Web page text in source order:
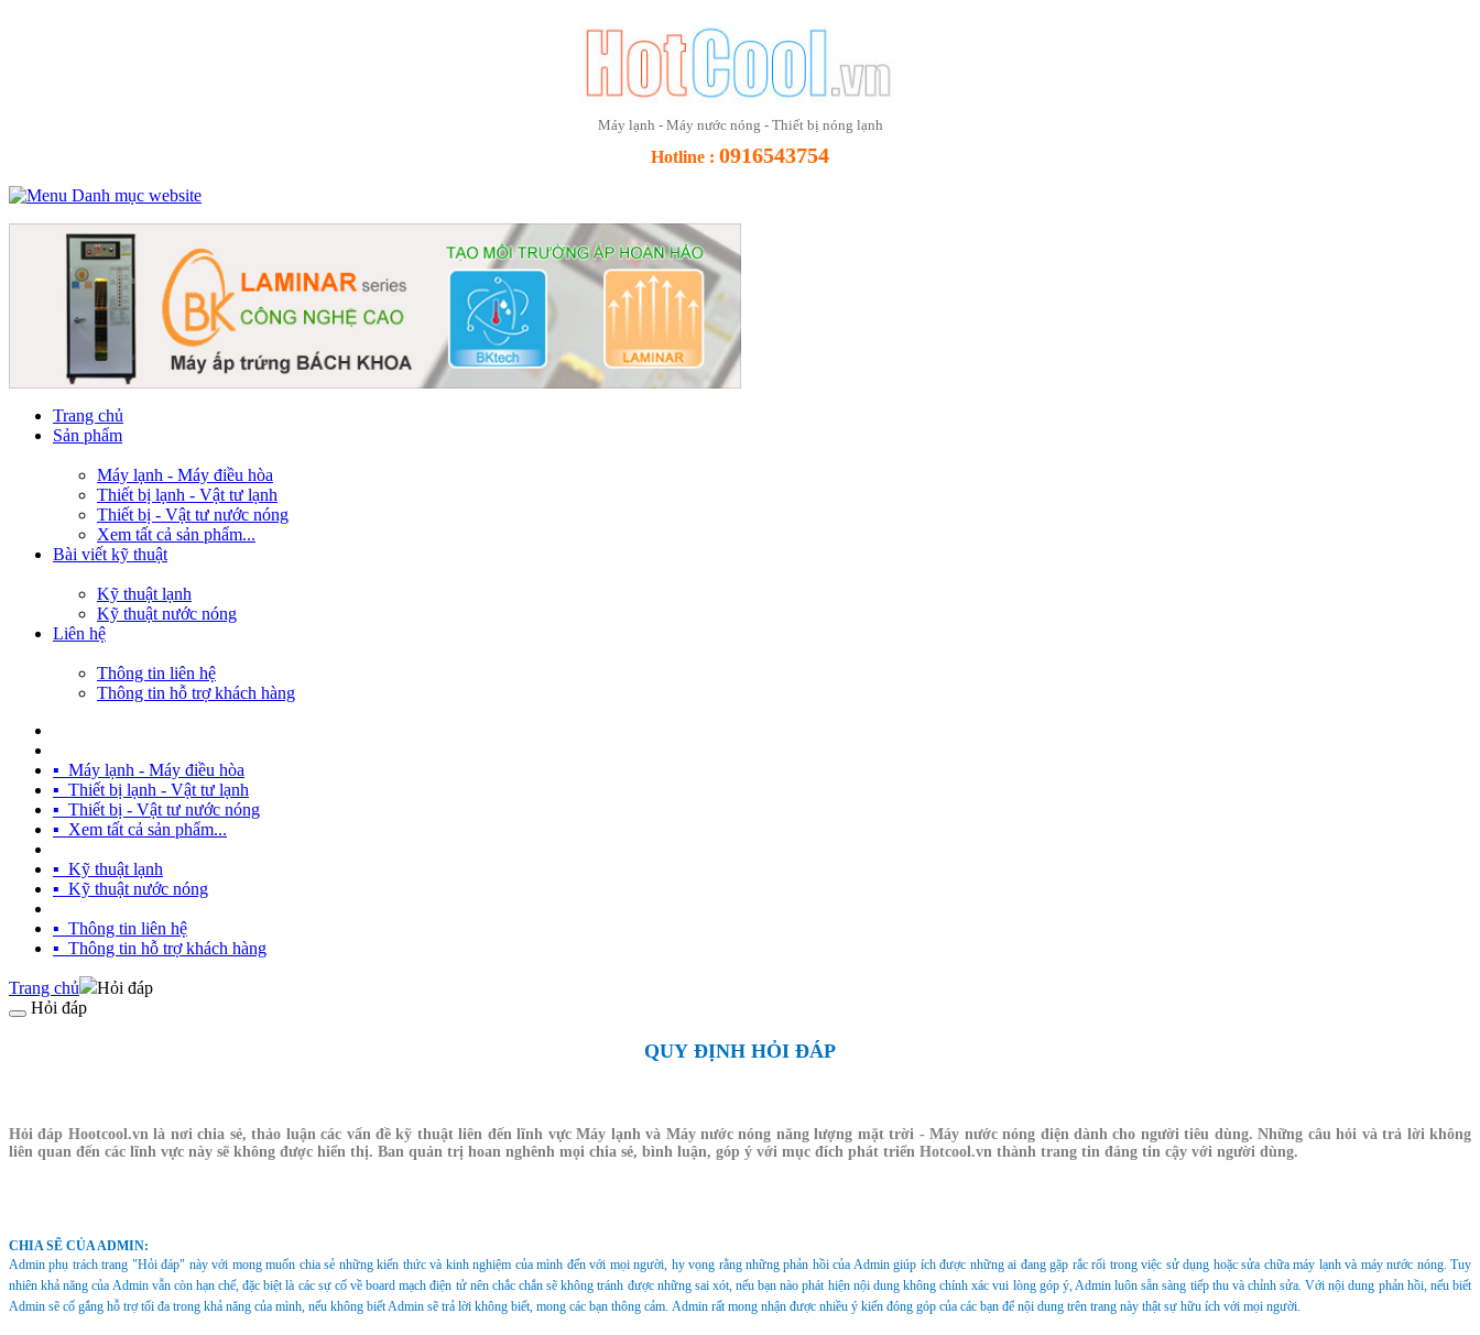
Máy lạnh - Máy nước nóng - Thiết bị nóng lạnh
Hotline : 0916543754
Danh mục website
Trang chủ
Sản phẩm
Máy lạnh - Máy điều hòa
Thiết bị lạnh - Vật tư lạnh
Thiết bị - Vật tư nước nóng
Xem tất cả sản phẩm...
Bài viết kỹ thuật
Kỹ thuật lạnh
Kỹ thuật nước nóng
Liên hệ
Thông tin liên hệ
Thông tin hỗ trợ khách hàng
▪ Máy lạnh - Máy điều hòa
▪ Thiết bị lạnh - Vật tư lạnh
▪ Thiết bị - Vật tư nước nóng
▪ Xem tất cả sản phẩm...
▪ Kỹ thuật lạnh
▪ Kỹ thuật nước nóng
▪ Thông tin liên hệ
▪ Thông tin hỗ trợ khách hàng
Trang chủ
Hỏi đáp
Hỏi đáp
QUY ĐỊNH HỎI ĐÁP
Hỏi đáp Hootcool.vn là nơi chia sẻ, thảo luận các vấn đề kỹ thuật liên đến lĩnh vực Máy lạnh và Máy nước nóng năng lượng mặt trời - Máy nước nóng điện dành cho người tiêu dùng. Những câu hỏi và trả lời không
liên quan đến các lĩnh vực này sẽ không được hiển thị. Ban quản trị hoan nghênh mọi chia sẻ, bình luận, góp ý với mục đích phát triển Hotcool.vn thành trang tin đáng tin cậy với người dùng.
CHIA SẼ CỦA ADMIN:
Admin phụ trách trang "Hỏi đáp" này với mong muốn chia sẻ những kiến thức và kinh nghiệm của mình đến với mọi người, hy vọng rằng những phản hồi của Admin giúp ích được những ai đang gặp rắc rối trong việc sử dụng hoặc sửa chữa máy lạnh và máy nước nóng. Tuy
nhiên khả năng của Admin vẫn còn hạn chế, đặc biệt là các sự cố về board mạch điện tử nên chắc chắn sẽ không tránh được những sai xót, nếu bạn nào phát hiện nội dung không chính xác vui lòng góp ý, Admin luôn sẵn sàng tiếp thu và chỉnh sửa. Với nội dung phản hồi, nếu biết
Admin sẽ cố gắng hỗ trợ tối đa trong khả năng của mình, nếu không biết Admin sẽ trả lời không biết, mong các bạn thông cảm. Admin rất mong nhận được nhiều ý kiến đóng góp của các bạn để nội dung trên trang này thật sự hữu ích với mọi người.